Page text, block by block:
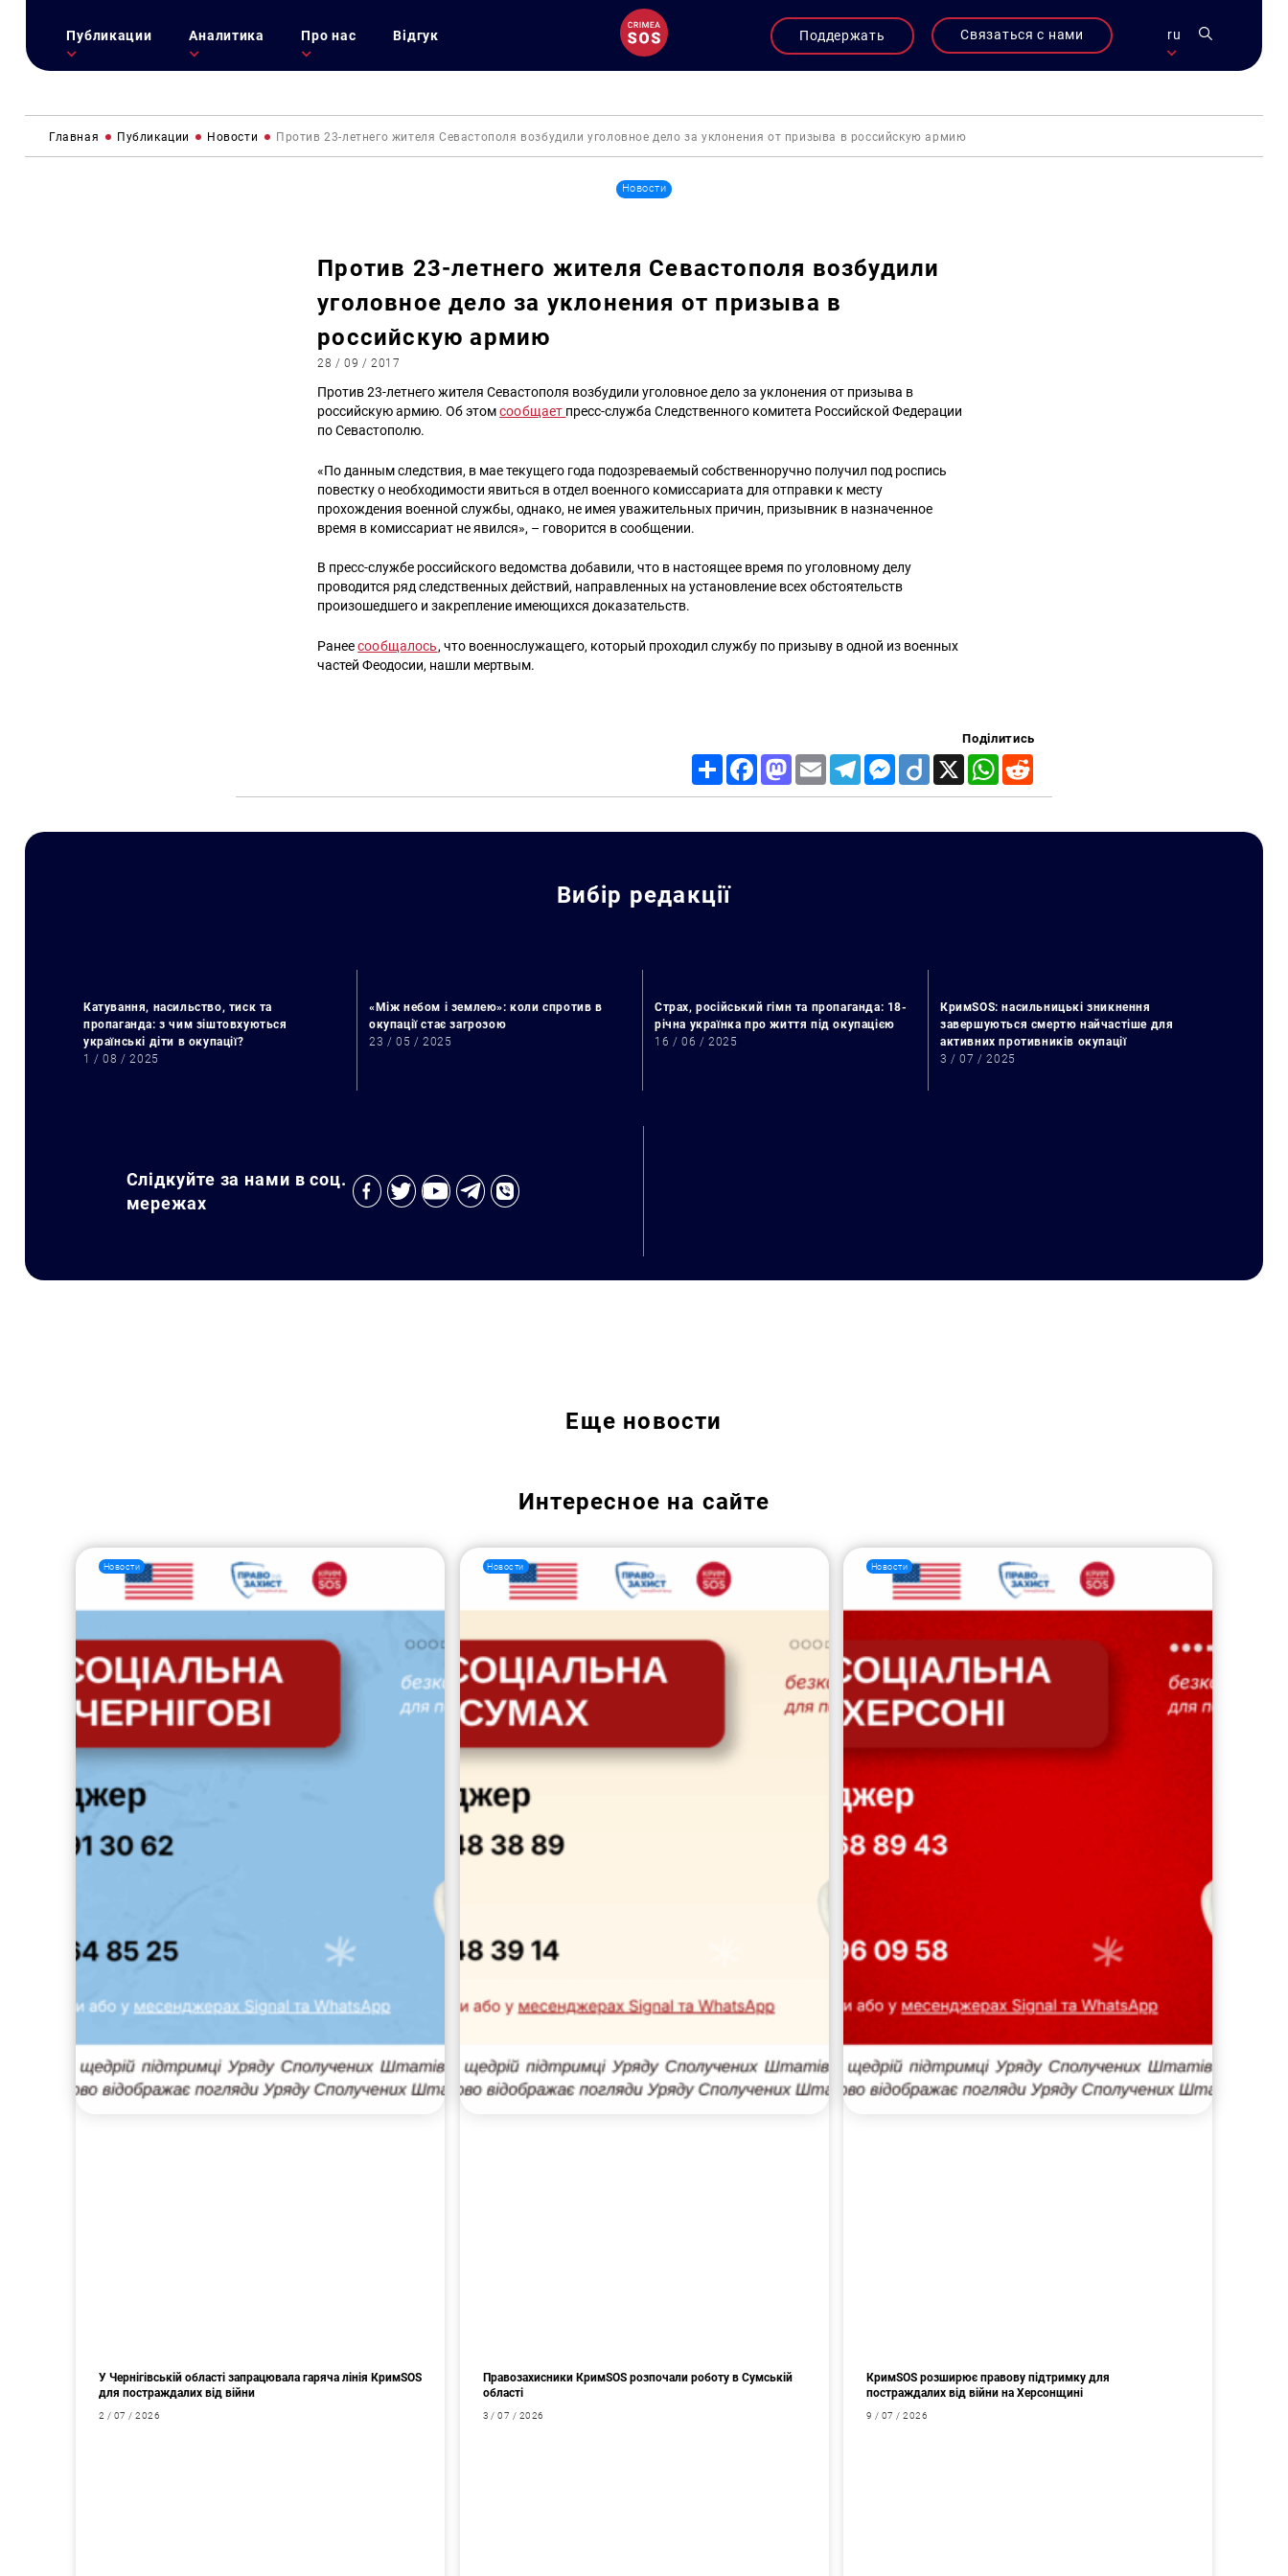
Публикации Аналитика Про нас Відгук Поддержать Связаться с нами ru
Главная Публикации Новости Против 23-летнего жителя Севастополя возбудили уголовное дело за уклонения от призыва в российскую армию
Новости
Против 23-летнего жителя Севастополя возбудили
уголовное дело за уклонения от призыва в
российскую армию
28 / 09 / 2017
Против 23-летнего жителя Севастополя возбудили уголовное дело за уклонения от призыва в
российскую армию. Об этомсообщает пресс-служба Следственного комитета Российской Федерации
по Севастополю.
«По данным следствия, в мае текущего года подозреваемый собственноручно получил под роспись
повестку о необходимости явиться в отдел военного комиссариата для отправки к месту
прохождения военной службы, однако, не имея уважительных причин, призывник в назначенное
время в комиссариат не явился», – говорится в сообщении.
В пресс-службе российского ведомства добавили, что в настоящее время по уголовному делу
проводится ряд следственных действий, направленных на установление всех обстоятельств
произошедшего и закрепление имеющихся доказательств.
Ранеесообщалось, что военнослужащего, который проходил службу по призыву в одной из военных
частей Феодосии, нашли мертвым.
Поділитись
Share FacebookMastodon
Email TelegramMessenger
Diigo X WhatsApp
Вибір редакції
Катування, насильство, тиск та
пропаганда: з чим зіштовхуються
українські діти в окупації?
1 / 08 / 2025
«Між небом і землею»: коли спротив в
окупації стає загрозою
23 / 05 / 2025
Страх, російський гімн та пропаганда: 18-
річна українка про життя під окупацією
16 / 06 / 2025
КримSOS: насильницькі зникнення
завершуються смертю найчастіше для
активних противників окупації
3 / 07 / 2025
Слідкуйте за нами в соц.
мережах
Еще новости
Интересное на сайте
Новости
У Чернігівській області запрацювала гаряча лінія КримSOS
для постраждалих від війни
2 / 07 / 2026
Новости
Правозахисники КримSOS розпочали роботу в Сумській
області
3 / 07 / 2026
Новости
КримSOS розширює правову підтримку для
постраждалих від війни на Херсонщині
9 / 07 / 2026